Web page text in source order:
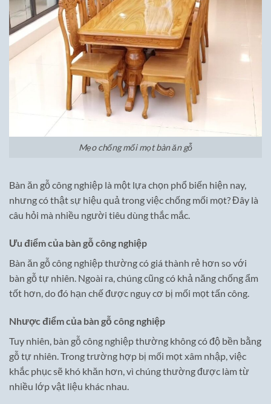
Mẹo chống mối mọt bàn ăn gỗ
Bàn ăn gỗ công nghiệp là một lựa chọn phổ biến hiện nay,
nhưng có thật sự hiệu quả trong việc chống mối mọt? Đây là
câu hỏi mà nhiều người tiêu dùng thắc mắc.
Ưu điểm của bàn gỗ công nghiệp
Bàn ăn gỗ công nghiệp thường có giá thành rẻ hơn so với
bàn gỗ tự nhiên. Ngoài ra, chúng cũng có khả năng chống ẩm
tốt hơn, do đó hạn chế được nguy cơ bị mối mọt tấn công.
Nhược điểm của bàn gỗ công nghiệp
Tuy nhiên, bàn gỗ công nghiệp thường không có độ bền bằng
gỗ tự nhiên. Trong trường hợp bị mối mọt xâm nhập, việc
khắc phục sẽ khó khăn hơn, vì chúng thường được làm từ
nhiều lớp vật liệu khác nhau.